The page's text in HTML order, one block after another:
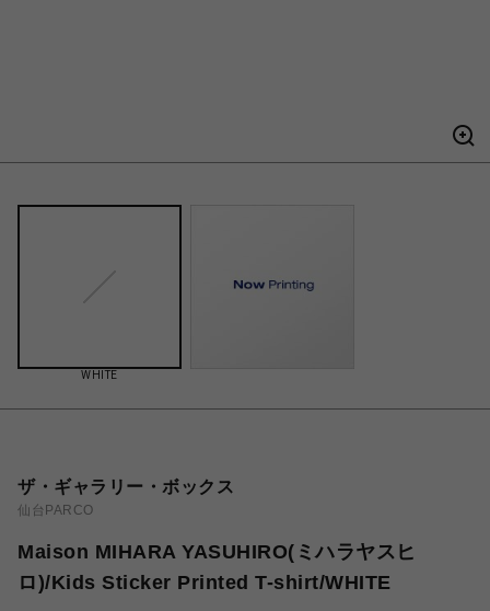
WHITE
ザ・ギャラリー・ボックス
仙台PARCO
Maison MIHARA YASUHIRO(ミハラヤスヒ
ロ)/Kids Sticker Printed T-shirt/WHITE